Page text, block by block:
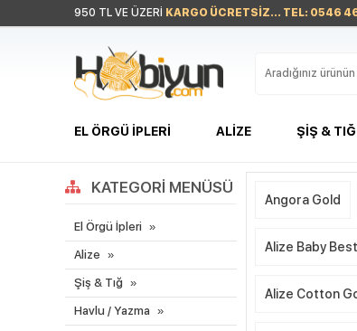
950 TL VE ÜZERİ KARGO ÜCRETSİZ... TEL: 0546
EL ÖRGÜ İPLERI ALIZE ŞIŞ & TIĞ
KATEGORI MENÜSÜ
El Örgü İpleri
Alize
Şiş & Tığ
Havlu / Yazma
Angora Gold
Alize Baby
Alize Cotton